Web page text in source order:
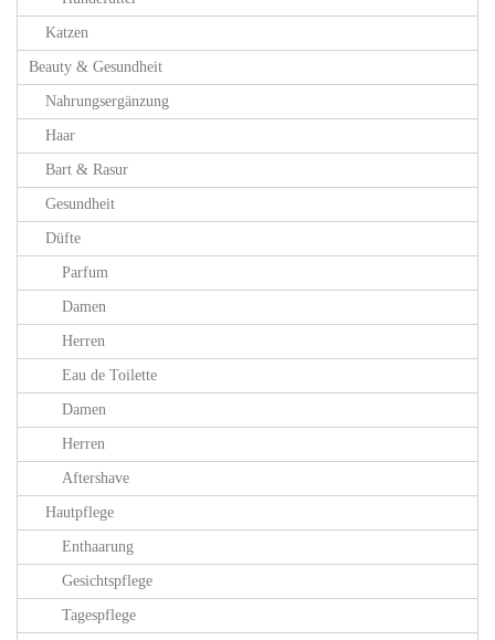
Katzen
Beauty & Gesundheit
Nahrungsergänzung
Haar
Bart & Rasur
Gesundheit
Düfte
Parfum
Damen
Herren
Eau de Toilette
Damen
Herren
Aftershave
Hautpflege
Enthaarung
Gesichtspflege
Tagespflege